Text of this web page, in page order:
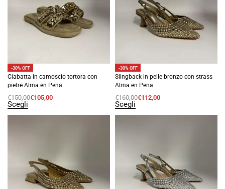
-30% OFF
Ciabatta in camoscio tortora con
pietre Alma en Pena
€150,00€105,00
Scegli
-30% OFF
Slingback in pelle bronzo con strass
Alma en Pena
€160,00€112,00
Scegli